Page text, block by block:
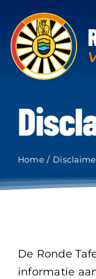
naar
inhoud
Home
De Ronde
informatie